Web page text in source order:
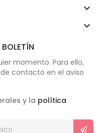


momento. Para ello,
contacto en el aviso
y la política